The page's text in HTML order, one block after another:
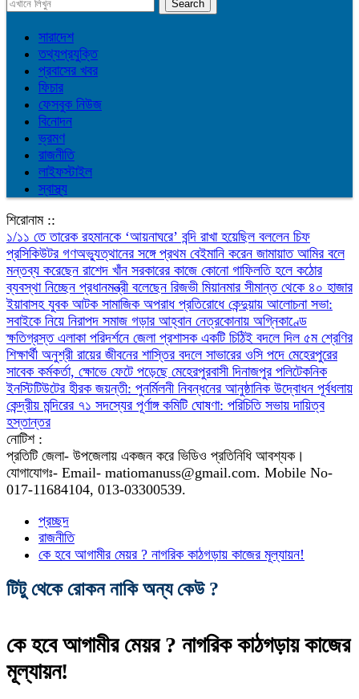
সারাদেশ
তথ্যপ্রযুক্তি
প্রবাসের খবর
ফিচার
ফেসবুক নিউজ
বিনোদন
ভ্রমণ
রাজনীতি
লাইফস্টাইল
স্বাস্থ্য
শিরোনাম ::
১/১১ তে তারেক রহমানকে ‘আয়নাঘরে’ বন্দি রাখা হয়েছিল বললেন চিফ
প্রসিকিউটর গণঅভ্যুত্থানের সঙ্গে প্রথম বেইমানি করেন জামায়াত আমির বলে
মন্তব্য করেছেন রাশেদ খাঁন সরকারের কাজে কোনো গাফিলতি হলে কঠোর
ব্যবস্থা নিচ্ছেন প্রধানমন্ত্রী বলেছেন রিজভী মিয়ানমার সীমান্ত থেকে ৪০ হাজার
ইয়াবাসহ যুবক আটক সামাজিক অপরাধ প্রতিরোধে কেন্দুয়ায় আলোচনা সভা:
সবাইকে নিয়ে নিরাপদ সমাজ গড়ার আহ্বান নেত্রকোনায় অগ্নিকাণ্ডে
ক্ষতিগ্রস্ত এলাকা পরিদর্শনে জেলা প্রশাসক একটি চিঠিই বদলে দিল ৫ম শ্রেণির
শিক্ষার্থী অনুশ্রী রায়ের জীবনের শাস্তির বদলে সাভারের ওসি পদে মেহেরপুরের
সাবেক কর্মকর্তা, ক্ষোভে ফেটে পড়েছে মেহেরপুরবাসী দিনাজপুর পলিটেকনিক
ইনস্টিটিউটের হীরক জয়ন্তী: পুনর্মিলনী নিবন্ধনের আনুষ্ঠানিক উদ্বোধন পূর্বধলায়
কেন্দ্রীয় মন্দিরের ৭১ সদস্যের পূর্ণাঙ্গ কমিটি ঘোষণা: পরিচিতি সভায় দায়িত্ব
হস্তান্তর
নোটিশ :
প্রতিটি জেলা- উপজেলায় একজন করে ভিডিও প্রতিনিধি আবশ্যক।
যোগাযোগঃ- Email- matiomanuss@gmail.com. Mobile No-
017-11684104, 013-03300539.
প্রচ্ছদ
রাজনীতি
কে হবে আগামীর মেয়র ? নাগরিক কাঠগড়ায় কাজের মূল্যায়ন!
টিটু থেকে রোকন নাকি অন্য কেউ ?
কে হবে আগামীর মেয়র ? নাগরিক কাঠগড়ায় কাজের
মূল্যায়ন!